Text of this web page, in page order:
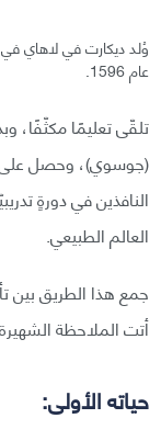
عام 1596.
تلقّى تعليمًا مكثّفًا،
النافذين في دورةٍ
العالم الطبيعي.
جمع هذا الطريق بين
أتت الملاحظة
حياته الأولى: